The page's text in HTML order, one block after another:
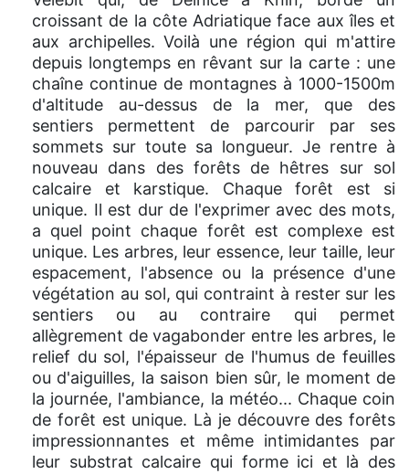
croissant de la côte Adriatique face aux îles et
aux archipelles. Voilà une région qui m'attire
depuis longtemps en rêvant sur la carte : une
chaîne continue de montagnes à 1000-1500m
d'altitude au-dessus de la mer, que des
sentiers permettent de parcourir par ses
sommets sur toute sa longueur. Je rentre à
nouveau dans des forêts de hêtres sur sol
calcaire et karstique. Chaque forêt est si
unique. Il est dur de l'exprimer avec des mots,
a quel point chaque forêt est complexe est
unique. Les arbres, leur essence, leur taille, leur
espacement, l'absence ou la présence d'une
végétation au sol, qui contraint à rester sur les
sentiers ou au contraire qui permet
allègrement de vagabonder entre les arbres, le
relief du sol, l'épaisseur de l'humus de feuilles
ou d'aiguilles, la saison bien sûr, le moment de
la journée, l'ambiance, la météo... Chaque coin
de forêt est unique. Là je découvre des forêts
impressionnantes et même intimidantes par
leur substrat calcaire qui forme ici et là des